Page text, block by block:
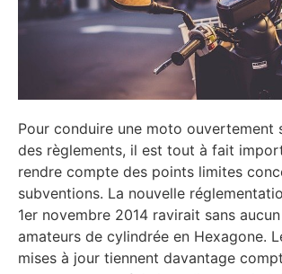
Pour conduire une moto ouvertement
des règlements, il est tout à fait
rendre compte des points limites
subventions. La nouvelle
1er novembre 2014 ravirait sans
amateurs de cylindrée en Hexagone.
mises à jour tiennent davantage